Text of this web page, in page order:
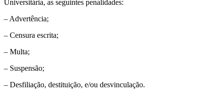
Universitária, as seguintes penalidades:
– Advertência;
– Censura escrita;
– Multa;
– Suspensão;
– Desfiliação, destituição, e/ou desvinculação.